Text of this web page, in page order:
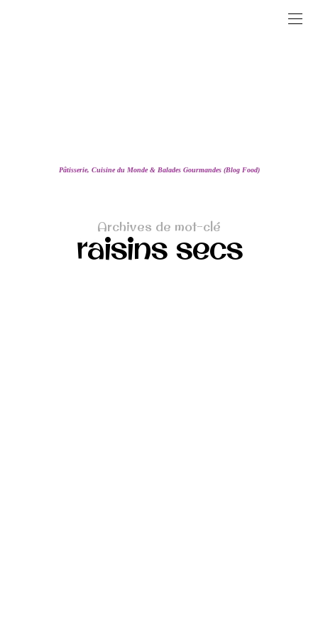
Pâtisserie, Cuisine du Monde & Balades Gourmandes (Blog Food)
Archives de mot-clé
raisins secs